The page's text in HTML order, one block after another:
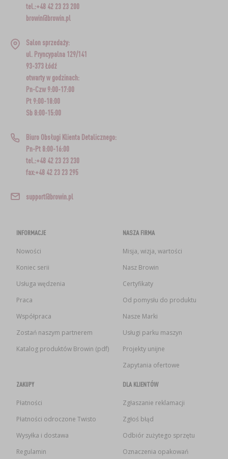
tel.:+48 42 23 23 200
browin@browin.pl
Salon sprzedaży:
ul. Pryncypalna 129/141
93-373 Łódź
otwarty w godzinach:
Pn-Czw 9:00-17:00
Pt 9:00-18:00
Sb 8:00-15:00
Biuro Obsługi Klienta Detalicznego:
Pn-Pt 8:00-16:00
tel.:+48 42 23 23 230
fax:+48 42 23 23 295
support@browin.pl
INFORMACJE
Nowości
Koniec serii
Usługa wędzenia
Praca
Współpraca
Zostań naszym partnerem
Katalog produktów Browin (pdf)
NASZA FIRMA
Misja, wizja, wartości
Nasz Browin
Certyfikaty
Od pomysłu do produktu
Nasze Marki
Usługi parku maszyn
Projekty unijne
Zapytania ofertowe
ZAKUPY
Płatności
Płatności odroczone Twisto
Wysyłka i dostawa
Regulamin
DLA KLIENTÓW
Zgłaszanie reklamacji
Zgłoś błąd
Odbiór zużytego sprzętu
Oznaczenia opakowań